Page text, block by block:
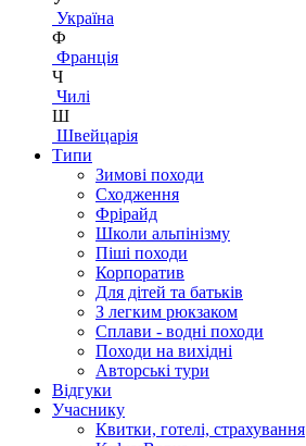
Україна
Ф
Франція
Ч
Чилі
Ш
Швейцарія
Типи
Зимові походи
Сходження
Фрірайд
Школи альпінізму
Піші походи
Корпоратив
Для дітей та батьків
З легким рюкзаком
Сплави - водні походи
Походи на вихідні
Авторські тури
Відгуки
Учаснику
Квитки, готелі, страхування